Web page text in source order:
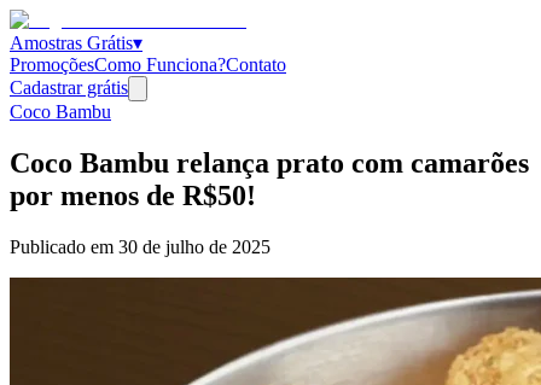
Amostras Grátis▾
PromoçõesComo Funciona?Contato
Cadastrar grátis
Coco Bambu
Coco Bambu relança prato com camarões
por menos de R$50!
Publicado em 30 de julho de 2025